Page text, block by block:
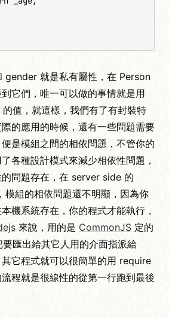
gender 就是私有屬性，在 Person
它們，唯一可以做的事情就是用
值，就這樣，我們有了有封裝特
的應用的時候，還有一些問題需要
是模組之間的相依問題，不管你的
各種設計模式來減少相依性問題，
問題存在，在 server side 的
組的相依問題還不明顯，因為你
機系統存在，你的程式才能執行，
來說，用的是 CommonJS 定的
要匯出給其它人用的介面指派給
它程式就可以很簡單的用 require
程就是很線性的從第一行跑到最後